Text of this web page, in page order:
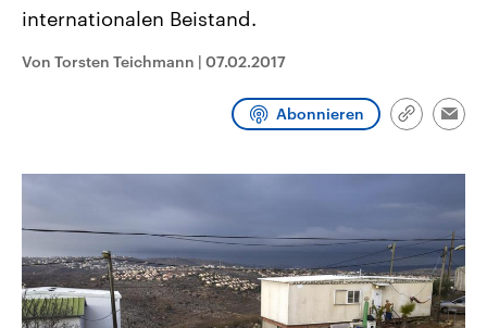
Umfragen, Prognosen,
und Hintergründe zu den Parteien
und Kandidaten der anstehenden
Sendungen Programm Podcasts
internationalen Beistand.
Von Torsten Teichmann | 07.02.2017
Abonnieren
Link